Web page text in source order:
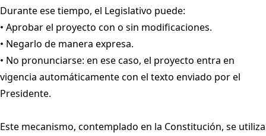
Durante ese tiempo, el Legislativo puede:
• Aprobar el proyecto con o sin modificaciones.
• Negarlo de manera expresa.
• No pronunciarse: en ese caso, el proyecto entra en
vigencia automáticamente con el texto enviado por el
Presidente.
Este mecanismo, contemplado en la Constitución, se utiliza